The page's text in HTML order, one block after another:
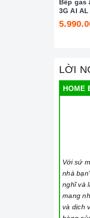
2. Một
Lưu ý
Cần
đồng
Nên
thông
Lưu ý
Đảm
Bếp gas
3G AI AL
LỜI
HOME
Với sứ
nhà
nghĩ và
mang
và dịch